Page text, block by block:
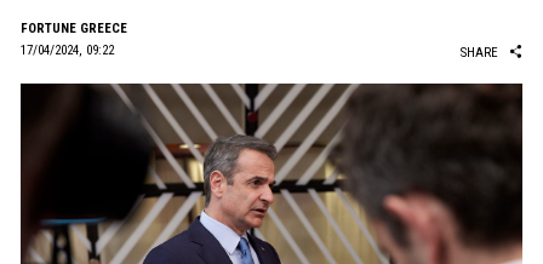
FORTUNE GREECE
17/04/2024, 09:22
SHARE